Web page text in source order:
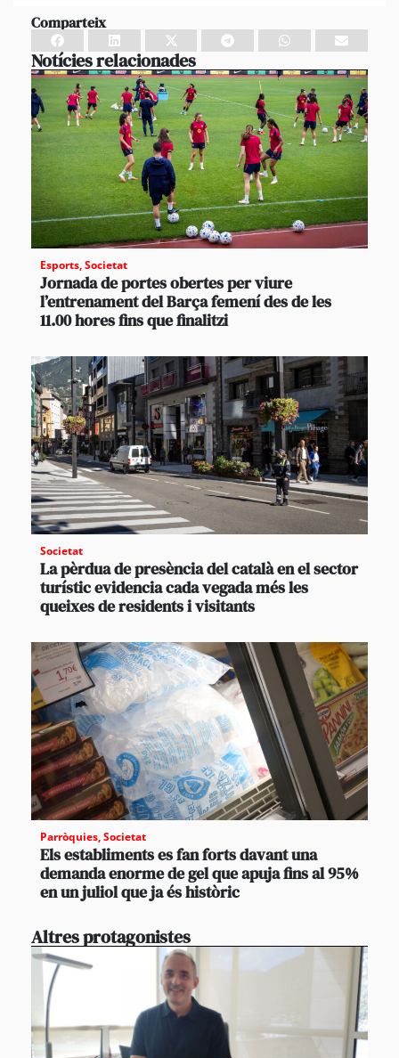
Comparteix
Notícies relacionades
Esports,Societat
Jornada de portes obertes per viure
l’entrenament del Barça femení des de les
11.00 hores fins que finalitzi
Societat
La pèrdua de presència del català en el sector
turístic evidencia cada vegada més les
queixes de residents i visitants
Parròquies,Societat
Els establiments es fan forts davant una
demanda enorme de gel que apuja fins al 95%
en un juliol que ja és històric
Altres protagonistes